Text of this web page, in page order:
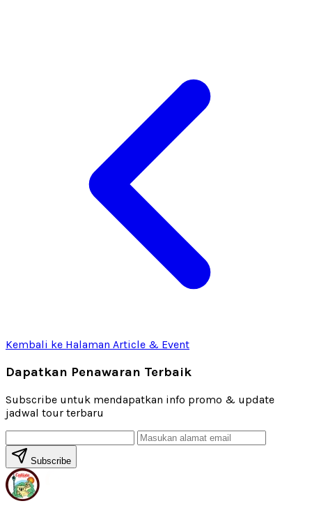
Kembali ke Halaman Article & Event
Dapatkan Penawaran Terbaik
Subscribe untuk mendapatkan info promo & update
jadwal tour terbaru
Subscribe